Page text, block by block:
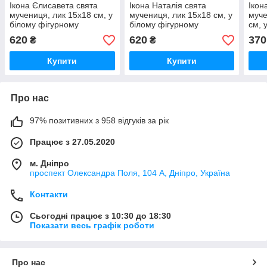
Ікона Єлисавета свята
мучениця, лик 15х18 см, у
білому фігурному
дерев'яному кіоті, тип 3
620 ₴
Купити
Ікона Наталія свята
мучениця, лик 15х18 см, у
білому фігурному
дерев'яному кіоті, тип 3
620₴
Купити
см,
370
Про нас
97% позитивних з 958 відгуків за рік
Працює з 27.05.2020
м. Дніпро
проспект Олександра Поля, 104 А, Дніпро, Україна
Контакти
Сьогодні працює з 10:30 до 18:30
Показати весь графік роботи
Про нас